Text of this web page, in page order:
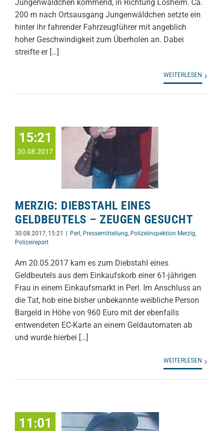
Jungenwäldchen kommend, in Richtung Losheim. Ca.
200 m nach Ortsausgang Jungenwäldchen setzte ein
hinter ihr fahrender Fahrzeugführer mit angeblich
hoher Geschwindigkeit zum Überholen an. Dabei
streifte er […]
WEITERLESEN
15:21
30.08.2017
MERZIG: DIEBSTAHL EINES
GELDBEUTELS – ZEUGEN GESUCHT
30.08.2017, 15:21 | Perl Pressemitteilung Polizeiinspektion Merzig
Polizeireport
Am 20.05.2017 kam es zum Diebstahl eines
Geldbeutels aus dem Einkaufskorb einer 61-jährigen
Frau in einem Einkaufsmarkt in Perl. Im Anschluss an
die Tat, hob eine bisher unbekannte weibliche Person
Bargeld in Höhe von 960 Euro mit der ebenfalls
entwendeten EC-Karte an einem Geldautomaten ab
und wurde hierbei […]
WEITERLESEN
11:01